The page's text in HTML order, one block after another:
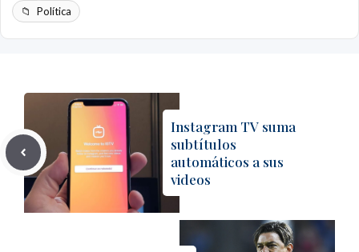
Política
Instagram TV suma
subtítulos
automáticos a sus
videos